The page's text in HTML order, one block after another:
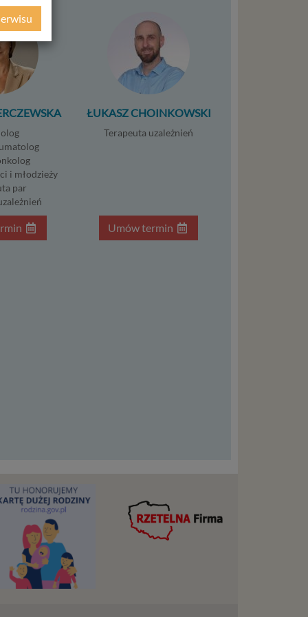
i młodzieży
par
ŁUKASZ CHOINKOWSKI
Terapeuta uzależnień
Umów termin
W tej
do
na
o
konto,
Ci
Ta